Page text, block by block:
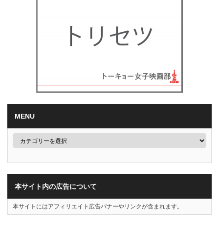
MENU
本サイト内の広告について
本サイトにはアフィリエイト広告バナーやリンクが含まれます。